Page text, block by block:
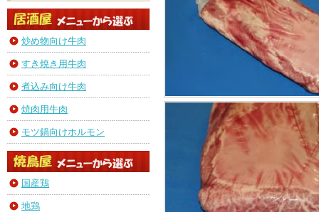
炒め物向け牛肉
すき焼き用牛肉
煮込み向け牛肉
焼肉用牛肉
モツ鍋向けホルモン
国産鶏
地鶏